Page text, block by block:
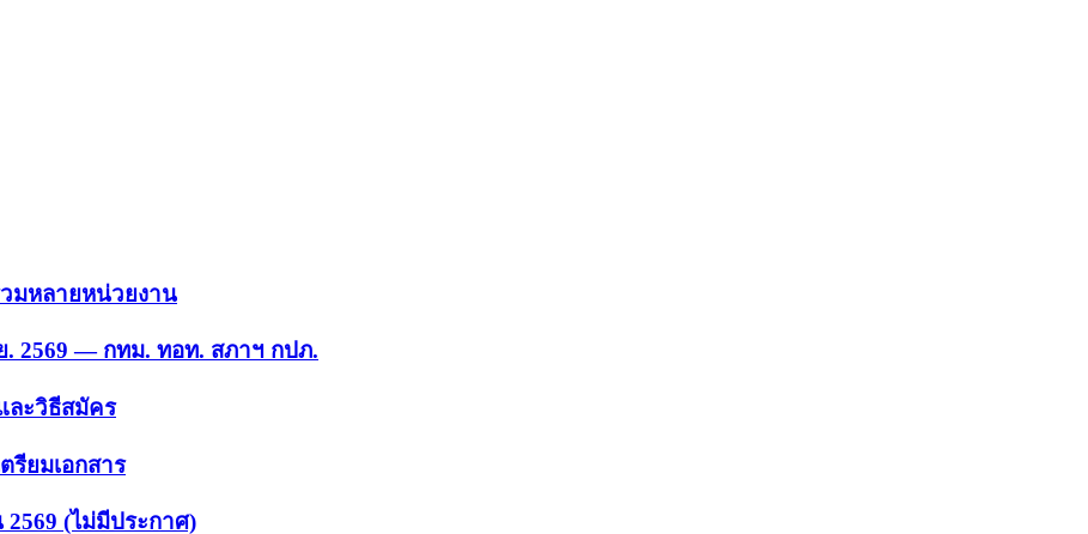
มหลายหน่วยงาน
. 2569 — กทม. ทอท. สภาฯ กปภ.
ละวิธีสมัคร
รียมเอกสาร
(ไม่มีประกาศ)